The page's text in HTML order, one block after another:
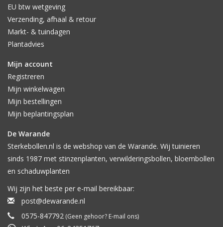
EU btw wetgeving
Verzending, afhaal & retour
Markt- & tuindagen
Plantadvies
Mijn account
Registreren
Mijn winkelwagen
Mijn bestellingen
Mijn beplantingsplan
De Warande
Sterkebollen.nl is de webshop van de Warande. Wij tuinieren
sinds 1987 met stinzenplanten, verwilderingsbollen, bloembollen
en schaduwplanten
Wij zijn het beste per e-mail bereikbaar:
post@dewarande.nl
0575-847792 (Geen gehoor? E-mail ons)